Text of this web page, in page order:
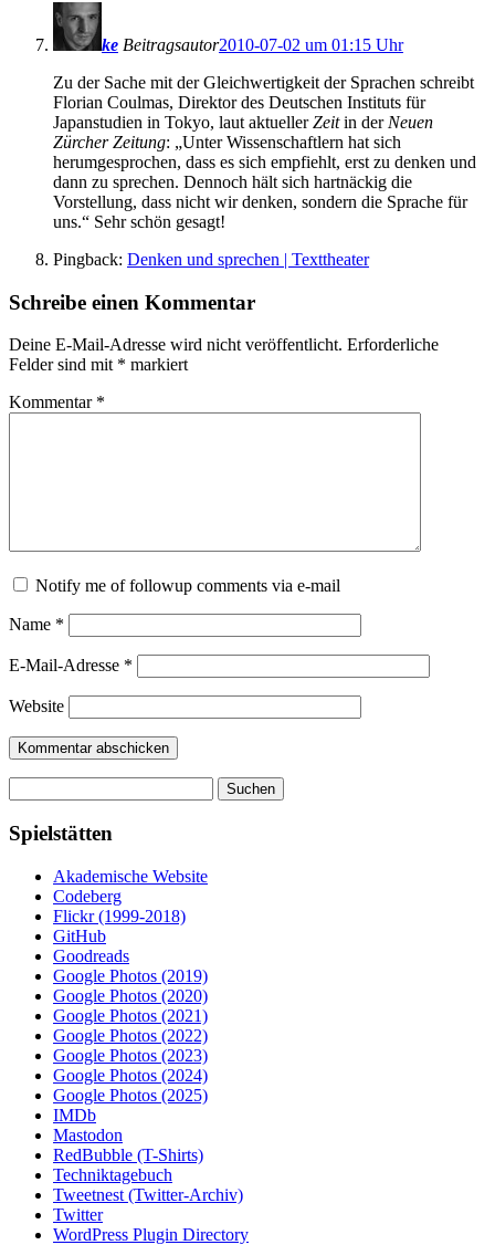
ke Beitragsautor2010-07-02 um 01:15 Uhr
Zu der Sache mit der Gleichwertigkeit der Sprachen schreibt
Florian Coulmas, Direktor des Deutschen Instituts für
Japanstudien in Tokyo, laut aktuellerZeitin der Neuen
Zürcher Zeitung: „Unter Wissenschaftlern hat sich
herumgesprochen, dass es sich empfiehlt, erst zu denken und
dann zu sprechen. Dennoch hält sich hartnäckig die
Vorstellung, dass nicht wir denken, sondern die Sprache für
uns.“ Sehr schön gesagt!
Pingback: Denken und sprechen | Texttheater
Schreibe einen Kommentar
Deine E-Mail-Adresse wird nicht veröffentlicht. Erforderliche
Felder sind mit * markiert
Kommentar *
Notify me of followup comments via e-mail
Name *
E-Mail-Adresse *
Website
nach:
Spielstätten
Akademische Website
Codeberg
Flickr (1999-2018)
GitHub
Goodreads
Google Photos (2019)
Google Photos (2020)
Google Photos (2021)
Google Photos (2022)
Google Photos (2023)
Google Photos (2024)
Google Photos (2025)
IMDb
Mastodon
RedBubble (T-Shirts)
Techniktagebuch
Tweetnest (Twitter-Archiv)
Twitter
WordPress Plugin Directory